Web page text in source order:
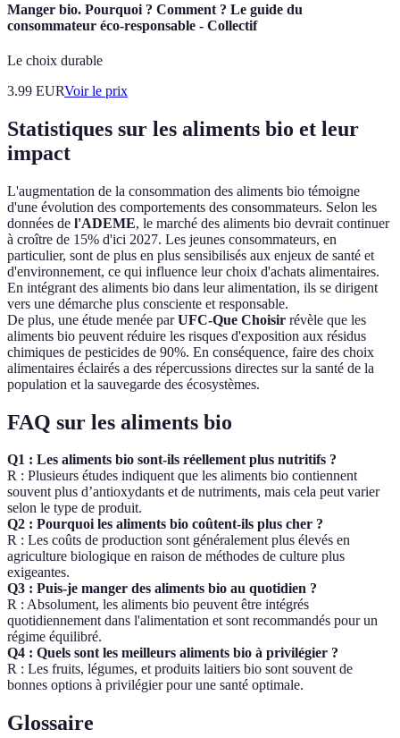
Manger bio. Pourquoi ? Comment ? Le guide du
consommateur éco-responsable - Collectif
Le choix durable
3.99 EURVoir le prix
Statistiques sur les aliments bio et leur
impact
L'augmentation de la consommation des aliments bio témoigne
d'une évolution des comportements des consommateurs. Selon les
données de l'ADEME, le marché des aliments bio devrait continuer
à croître de 15% d'ici 2027. Les jeunes consommateurs, en
particulier, sont de plus en plus sensibilisés aux enjeux de santé et
d'environnement, ce qui influence leur choix d'achats alimentaires.
En intégrant des aliments bio dans leur alimentation, ils se dirigent
vers une démarche plus consciente et responsable.
De plus, une étude menée parUFC-Que Choisir révèle que les
aliments bio peuvent réduire les risques d'exposition aux résidus
chimiques de pesticides de 90%. En conséquence, faire des choix
alimentaires éclairés a des répercussions directes sur la santé de la
population et la sauvegarde des écosystèmes.
FAQ sur les aliments bio
Q1 : Les aliments bio sont-ils réellement plus nutritifs ?
R : Plusieurs études indiquent que les aliments bio contiennent
souvent plus d’antioxydants et de nutriments, mais cela peut varier
selon le type de produit.
Q2 : Pourquoi les aliments bio coûtent-ils plus cher ?
R : Les coûts de production sont généralement plus élevés en
agriculture biologique en raison de méthodes de culture plus
exigeantes.
Q3 : Puis-je manger des aliments bio au quotidien ?
R : Absolument, les aliments bio peuvent être intégrés
quotidiennement dans l'alimentation et sont recommandés pour un
régime équilibré.
Q4 : Quels sont les meilleurs aliments bio à privilégier ?
R : Les fruits, légumes, et produits laitiers bio sont souvent de
bonnes options à privilégier pour une santé optimale.
Glossaire